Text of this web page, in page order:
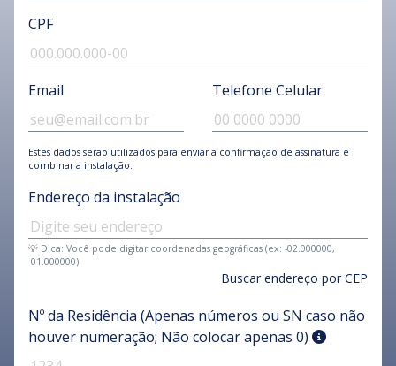
CPF
Email Telefone Celular
Estes dados serão utilizados para enviar a confirmação de assinatura e
combinar a instalação.
Endereço da instalação
💡 Dica: Você pode digitar coordenadas geográficas (ex: -02.000000,
-01.000000)
Buscar endereço por CEP
Nº da Residência (Apenas números ou SN caso não
houver numeração; Não colocar apenas 0)